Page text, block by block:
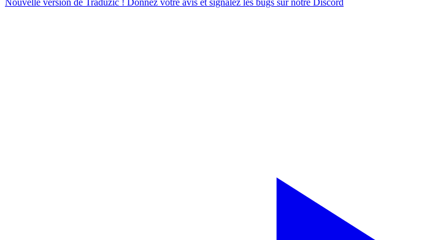
Nouvelle version de Traduzic ! Donnez votre avis et signalez les bugs sur notre Discord